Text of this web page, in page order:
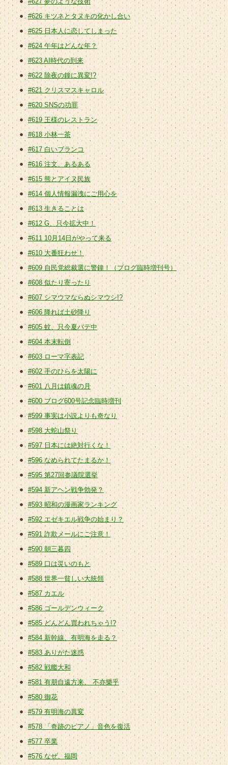
#626 キツネとタヌキの化かし合い
#625 日本人に恋してしまった
#624 午年はどんな年？
#623 AI時代の到来
#622 除夜の鐘に異変!?
#621 クリスマスキャロル
#620 SNSの功罪
#619 王様のレストラン
#618 小林一茶
#617 白いブランコ
#616 注文、あるある
#615 熊とアイヌ民族
#614 個人情報漏洩にご用心を
#613 生きることは
#612 G、只今拡大中！
#611 10月14日がやって来る
#610 大番狂わせ！
#609 自民党総裁選に警鐘！（ブログ臨時増刊号）
#608 似たり寄ったり
#607 シマウマならぬシマウシ!?
#606 降れば土砂降り
#605 蚊、只今夏バテ中
#604 本末転倒
#603 ローマ字表記
#602 手のひらを太陽に
#601 八月は鎮魂の月
#600 ブログ600号記念臨時増刊
#599 事実は小説よりも奇なり
#598 大蛇山祭り
#597 日本には絶対行くな！
#596 なめられてたまるか！
#595 第27回参議院選挙
#594 新アヘン戦争勃発？
#593 昭和の漫画家ランキング
#592 エゼキエル戦争の始まり？
#591 詐欺メールにご注意！
#590 朝三暮四
#589 口は災いのもと
#588 世界一貧しい大統領
#587 カエル
#586 ゴールデンウィーク
#585 どんどん買われちゃう!?
#584 新幹線、有明海を走る？
#583 ありがた迷惑
#582 戦艦大和
#581 有朋自遠方来、 不亦樂乎
#580 御花
#579 有明海の異変
#578 「奇跡のピアノ」音色を復活
#577 卒業
#576 なぜ、福岡